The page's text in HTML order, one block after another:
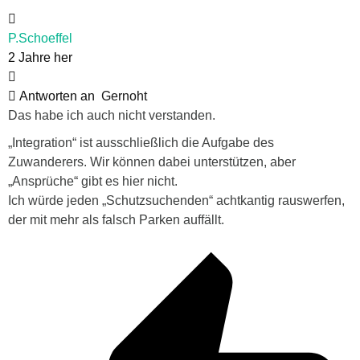
P.Schoeffel
2 Jahre her
Antworten an Gernoht
Das habe ich auch nicht verstanden.
„Integration“ ist ausschließlich die Aufgabe des
Zuwanderers. Wir können dabei unterstützen, aber
„Ansprüche“ gibt es hier nicht.
Ich würde jeden „Schutzsuchenden“ achtkantig rauswerfen,
der mit mehr als falsch Parken auffällt.